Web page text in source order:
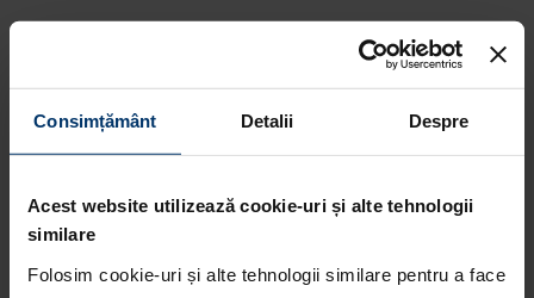
Consimțământ Detalii Despre
Acest website utilizează cookie-uri și alte tehnologii
similare
Folosim cookie-uri și alte tehnologii similare pentru a face
Hyundai, parteneriat cu Uber
pentru vehicule electrice in
Europa